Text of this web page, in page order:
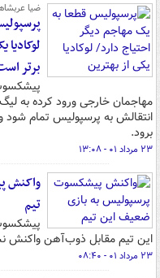
ضیا
برتر
مهاجمان خارجی ورود کرده به
انتقالش به پرسپولیس تمام شود
برود.
۲۳ مرداد ۰۱ - ۱۳:۰۸
واکنش
تیم
این تیم مقابل ذوب‌آهن واکنش
۲۳ مرداد ۰۱ - ۰۸:۴۰